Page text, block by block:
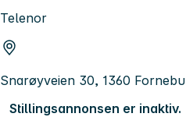
Telenor
Snarøyveien 30, 1360 Fornebu
Stillingsannonsen er inaktiv.